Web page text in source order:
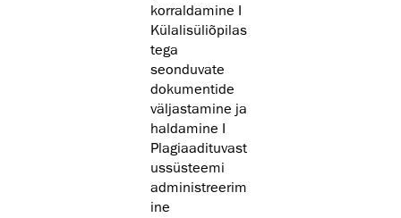
korraldamine I
Külalisüliõpilas
tega
seonduvate
dokumentide
väljastamine ja
haldamine I
Plagiaadituvast
ussüsteemi
administreerim
ine